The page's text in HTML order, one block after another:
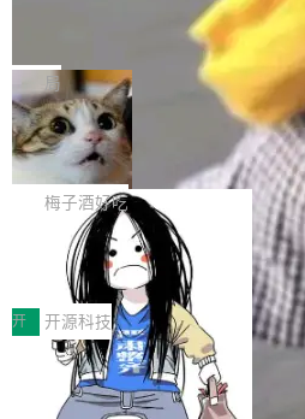
个独立于业务线程的全局通信引擎（
Coding 从个人辅助工具逐步走向团
级应用，企业在规模化落地过程中，
可控性和代码质量提出了更高要求。
安全与合规要求。对于大多数普通研
有云模型能够满足快速试用和效率提
但对于金融、能源、医疗等对数据安
产品应用、支撑保障、专题等五大方
AI算力网关（AI创新平台）成功入选
各业的Agent走向规模化建设，算力
渐丰富，用户关注的重点也在发生变
让AI用起来，还要进一步看清混合算
Token花在哪里、算力是否被充分利
续增长的AI成本该如何优化。 深信服
正是围绕这些实际问题，从Token治
理两个方面，让用户的每一份算力都
得住、用得稳、省得下、更安全！ 一
始，Token使用一目...
Jeff Dean 离开 Google：一个时
束，一个实验室的开始
Google 员工编号 20。MapReduce
Bigtable 作者之一。TensorFlow 的
Gemini 的架构师。Google 首席科学
ean 在 Google 工作了 27 年后，宣
不是一个人走。一同离开的还有
wat（Google 员工编号 23，Jeff
年的编程搭档，MapReduce 和
作者）、Quoc Le（Google 大脑核心
q2Seq 和 DocAI 的共同发明人）以
yals（Gemini 联合负责人，
局
🔥 SolonCode v2026.8.4 发布：
字体可调、22 种语言、记忆搜索
打开终端就能上岗的全中文编码智能
把「看得清、用母语、记得住」三件
齐。 SolonCode 是什么 SolonCode
耳科技研发的企业级终端编码智能
中文驱动的数字员工，自主理解需求
骤、编写代码。不挑模型、不挑平台
装完即用。 开源地址：Gitee ·
b 安装 支持 Java 8+（8~26）、
x / Windows / Harmony PC。 #
梅子酒好吃
让“代码语义理解”深度释放AI
价值潜能：华为云码道（
代码仓技术解析
一、代码仓深度理解技术的作用与价
程实践中，代码仓是企业核心知识资
体。企业级代码仓库通常包含数十万
个文件，其规模远超单次模型调用可
文窗口。随着项目规模的持续扩张与
开 开源科技
一条“删库”命令跑 17 小时，算法
师删光 89TB 数据只为干私活
最高人民检察院8月4日公布了一起案